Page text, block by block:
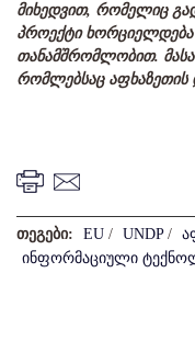
მიხედვით, რომელიც
პროექტი
თანამშრომლობით.
რომლებსაც აფხაზეთის
თეგები: EU / UNDP/
ინფორმაციული